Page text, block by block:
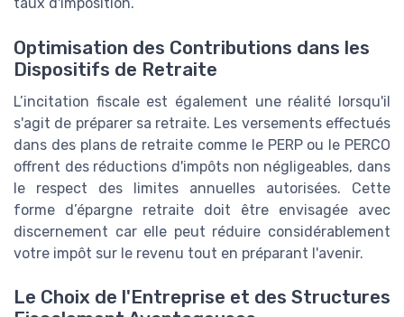
taux d'imposition.
Optimisation des Contributions dans les
Dispositifs de Retraite
L’incitation fiscale est également une réalité lorsqu'il
s'agit de préparer sa retraite. Les versements effectués
dans des plans de retraite comme le PERP ou le PERCO
offrent des réductions d'impôts non négligeables, dans
le respect des limites annuelles autorisées. Cette
forme d’épargne retraite doit être envisagée avec
discernement car elle peut réduire considérablement
votre impôt sur le revenu tout en préparant l'avenir.
Le Choix de l'Entreprise et des Structures